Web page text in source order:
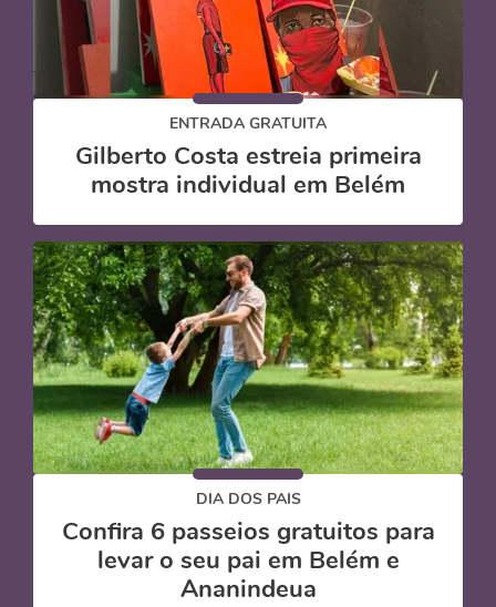
ENTRADA GRATUITA
Gilberto Costa estreia primeira
mostra individual em Belém
DIA DOS PAIS
Confira 6 passeios gratuitos para
levar o seu pai em Belém e
Ananindeua